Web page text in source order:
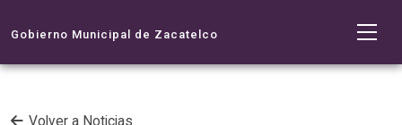
Gobierno Municipal de Zacatelco
Volver a Noticias